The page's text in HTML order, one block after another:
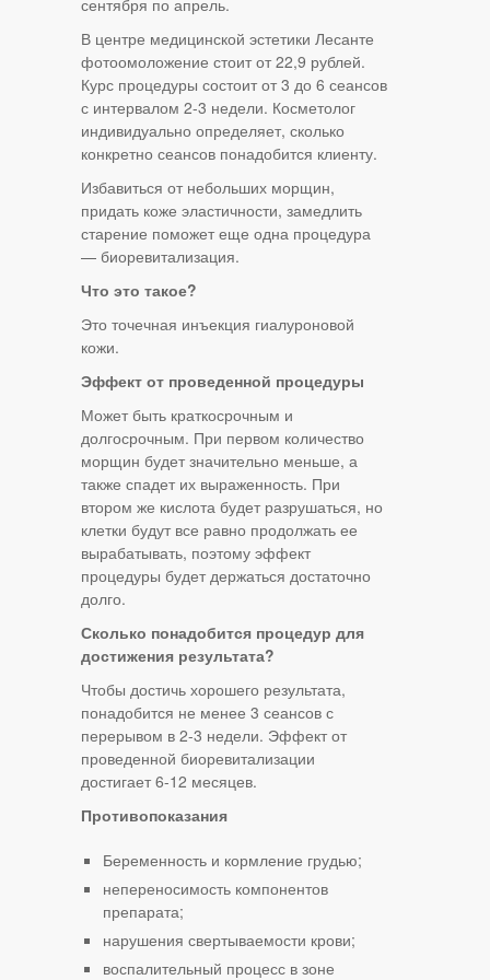
сентября по апрель.
В центре медицинской эстетики Лесанте
фотоомоложение стоит от 22,9 рублей.
Курс процедуры состоит от 3 до 6 сеансов
с интервалом 2-3 недели. Косметолог
индивидуально определяет, сколько
конкретно сеансов понадобится клиенту.
Избавиться от небольших морщин,
придать коже эластичности, замедлить
старение поможет еще одна процедура
— биоревитализация.
Что это такое?
Это точечная инъекция гиалуроновой
кожи.
Эффект от проведенной процедуры
Может быть краткосрочным и
долгосрочным. При первом количество
морщин будет значительно меньше, а
также спадет их выраженность. При
втором же кислота будет разрушаться, но
клетки будут все равно продолжать ее
вырабатывать, поэтому эффект
процедуры будет держаться достаточно
долго.
Сколько понадобится процедур для
достижения результата?
Чтобы достичь хорошего результата,
понадобится не менее 3 сеансов с
перерывом в 2-3 недели. Эффект от
проведенной биоревитализации
достигает 6-12 месяцев.
Противопоказания
Беременность и кормление грудью;
непереносимость компонентов
препарата;
нарушения свертываемости крови;
воспалительный процесс в зоне